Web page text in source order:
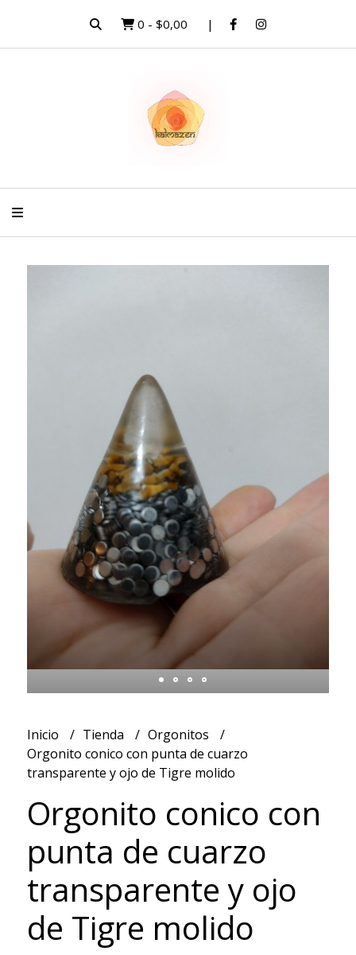
0 - $0,00
Inicio Tienda
Orgonitos
Orgonito conico con punta de cuarzo
transparente y ojo de Tigre molido
Orgonito conico con
punta de cuarzo
transparente y ojo
de Tigre molido